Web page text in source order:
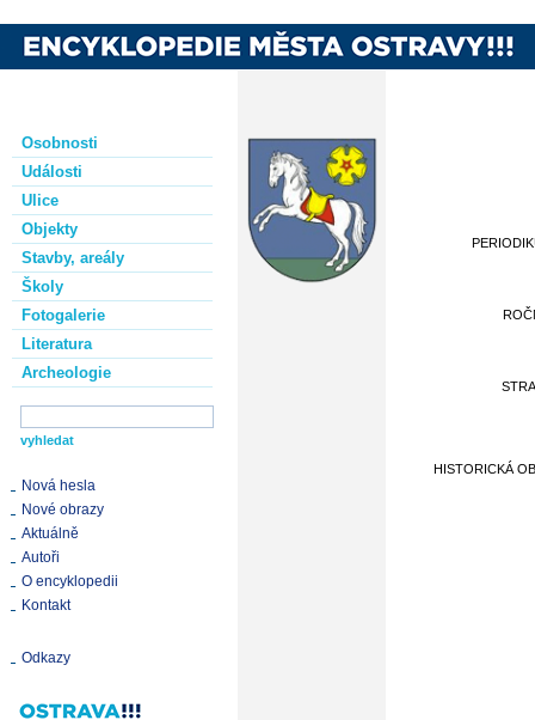
Osobnosti
Události
Ulice
Objekty
Stavby, areály
Školy
Fotogalerie
Literatura
Archeologie
Nová hesla
Nové obrazy
Aktuálně
Autoři
O encyklopedii
Kontakt
Odkazy
HISTORICKÁ